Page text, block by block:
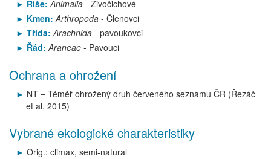
Říše: Animalia- Živočichové
Kmen: Arthropoda- Členovci
Třída:Arachnida- pavoukovci
Řád:Araneae- Pavouci
Ochrana a ohrožení
NT = Téměř ohrožený druh červeného seznamu ČR (Řezáč
et al. 2015)
Vybrané ekologické charakteristiky
Orig.: climax, semi-natural